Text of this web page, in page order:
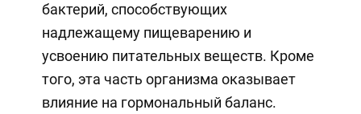
бактерий, способствующих
надлежащему пищеварению и
усвоению питательных веществ. Кроме
того, эта часть организма оказывает
влияние на гормональный баланс.